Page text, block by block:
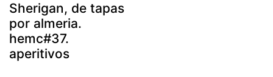
Sherigan, de tapas
por almeria.
hemc#37.
aperitivos